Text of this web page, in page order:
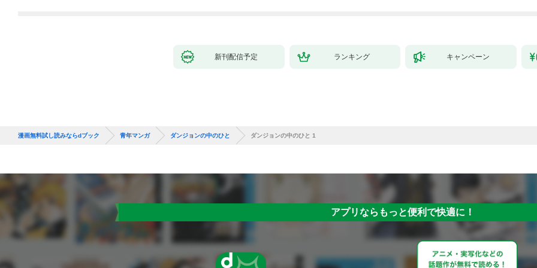
新刊配信予定 ランキング キャンペーン
漫画無料試し読みならdブック 青年マンガ ダンジョンの中のひと ダンジョンの中のひと 1
アプリならもっと便利で快適に！